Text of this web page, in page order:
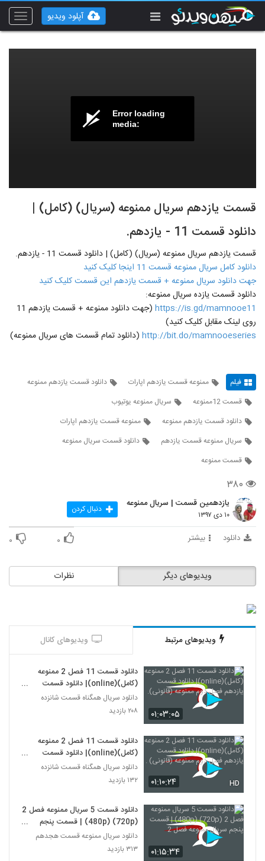
Toggle
آپلود ویدیو
Error loading
media:
قسمت یازدهم سریال ممنوعه (سریال) (کامل) |
دانلود قسمت 11 - یازدهم.
قسمت یازدهم سریال ممنوعه (سریال) (کامل) | دانلود قسمت 11 - یازدهم.
دانلود کامل سریال ممنوعه قسمت 11 اینجا کلیک کنید
جهت دانلود سریال ممنوعه + قسمت یازدهم این قسمت کلیک کنید
دانلود قسمت یازده سریال ممنوعه:
https://is.gd/mamnooe11
(جهت دانلود ممنوعه + قسمت یازدهم 11
روی لینک مقابل کلیک کنید)
http://bit.do/mamnooeseries (دانلود تمام قسمت های سریال ممنوعه)
فیلم ممنوعه قسمت یازدهم اپارات
دانلود قسمت یازدهم ممنوعه
قسمت 12ممنوعه
سریال ممنوعه یوتیوب
دانلود قسمت یازدهم ممنوعه
ممنوعه قسمت یازدهم اپارات
سریال ممنوعه قسمت یازدهم
دانلود قسمت سریال ممنوعه
قسمت ممنوعه
۳۸۰
یازدهمین قسمت | سریال ممنوعه
۱۰ دی ۱۳۹۷ دنبال کردن
دانلود بیشتر ۰ ۰
نظرات ویدیوهای دیگر
ویدیوهای مرتبط ویدیوهای کانال
۰۱:۰۳:۰۵
دانلود قسمت 11 فصل 2 ممنوعه
(کامل)(online)| دانلود قسمت
یازدهم فصل دوم ممنوعه (قانونی).
دانلود سریال همگناه قسمت شانزده
۲۰۸ بازدید
۰۱:۱۰:۲۴ HD
دانلود قسمت 11 فصل 2 ممنوعه
(کامل)(online)| دانلود قسمت
یازدهم فصل دوم ممنوعه (قانونی) .
دانلود سریال همگناه قسمت شانزده
۱۳۲ بازدید
۰۱:۱۵:۳۴
دانلود قسمت 5 سریال ممنوعه فصل 2
(720p) (480p) | قسمت پنجم
سریال ممنوعه فصل 2
دانلود سریال ممنوعه قسمت هجدهم
۳۱۳ بازدید